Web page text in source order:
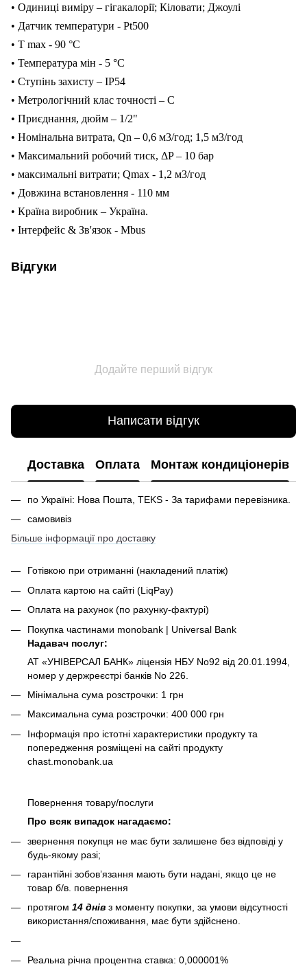
• Одиниці виміру – гігакалорії; Кіловати; Джоулі
• Датчик температури - Pt500
• T max - 90 °C
• Температура мін - 5 °C
• Ступінь захисту – IP54
• Метрологічний клас точності – С
• Приєднання, дюйм – 1/2"
• Номінальна витрата, Qn – 0,6 м3/год; 1,5 м3/год
• Максимальний робочий тиск, ΔP – 10 бар
• максимальні витрати; Qmax - 1,2 м3/год
• Довжина встановлення - 110 мм
• Країна виробник – Україна.
• Інтерфейс & Зв'язок - Mbus
Відгуки
Додайте перший відгук
Написати відгук
Доставка Оплата Монтаж кондиціонерів
по Україні: Нова Пошта, TEKS - За тарифами перевізника.
самовивіз
Більше інформації про доставку
Готівкою при отриманні (накладений платіж)
Оплата картою на сайті (LiqPay)
Оплата на рахунок (по рахунку-фактурі)
Покупка частинами monobank | Universal Bank
Надавач послуг:
АТ «УНІВЕРСАЛ БАНК» ліцензія НБУ No92 від 20.01.1994,
номер у держреєстрі банків No 226.
Мінімальна сума розстрочки: 1 грн
Максимальна сума розстрочки: 400 000 грн
Інформація про істотні характеристики продукту та
попередження розміщені на сайті продукту
chast.monobank.ua
Повернення товару/послуги
Про всяк випадок нагадаємо:
звернення покупця не має бути залишене без відповіді у
будь-якому разі;
гарантійні зобов’язання мають бути надані, якщо це не
товар б/в. повернення
протягом 14 днів з моменту покупки, за умови відсутності
використання/споживання, має бути здійснено.
Реальна річна процентна ставка: 0,000001%